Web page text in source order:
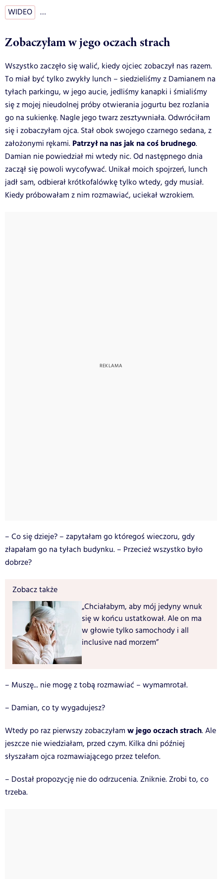
WIDEO …
Zobaczyłam w jego oczach strach
Wszystko zaczęło się walić, kiedy ojciec zobaczył nas razem.
To miał być tylko zwykły lunch – siedzieliśmy z Damianem na
tyłach parkingu, w jego aucie, jedliśmy kanapki i śmialiśmy
się z mojej nieudolnej próby otwierania jogurtu bez rozlania
go na sukienkę. Nagle jego twarz zesztywniała. Odwróciłam
się i zobaczyłam ojca. Stał obok swojego czarnego sedana, z
założonymi rękami. Patrzył na nas jak na coś brudnego.
Damian nie powiedział mi wtedy nic. Od następnego dnia
zaczął się powoli wycofywać. Unikał moich spojrzeń, lunch
jadł sam, odbierał krótkofalówkę tylko wtedy, gdy musiał.
Kiedy próbowałam z nim rozmawiać, uciekał wzrokiem.
– Co się dzieje? – zapytałam go któregoś wieczoru, gdy
złapałam go na tyłach budynku. – Przecież wszystko było
dobrze?
Zobacz także
„Chciałabym, aby mój jedyny wnuk
się w końcu ustatkował. Ale on ma
w głowie tylko samochody i all
inclusive nad morzem”
– Muszę... nie mogę z tobą rozmawiać – wymamrotał.
– Damian, co ty wygadujesz?
Wtedy po raz pierwszy zobaczyłam w jego oczach strach. Ale
jeszcze nie wiedziałam, przed czym. Kilka dni później
słyszałam ojca rozmawiającego przez telefon.
– Dostał propozycję nie do odrzucenia. Zniknie. Zrobi to, co
trzeba.